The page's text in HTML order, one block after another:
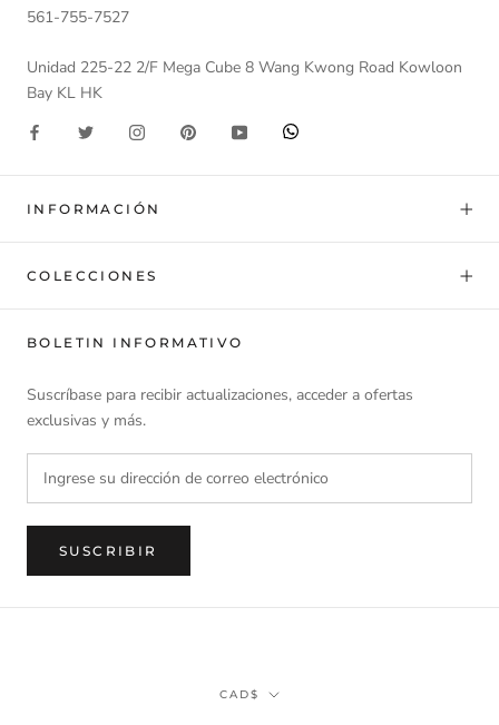
561-755-7527
Unidad 225-22 2/F Mega Cube 8 Wang Kwong Road Kowloon
Bay KL HK
INFORMACIÓN
COLECCIONES
BOLETIN INFORMATIVO
Suscríbase para recibir actualizaciones, acceder a ofertas
exclusivas y más.
SUSCRIBIR
Divisa
CAD$